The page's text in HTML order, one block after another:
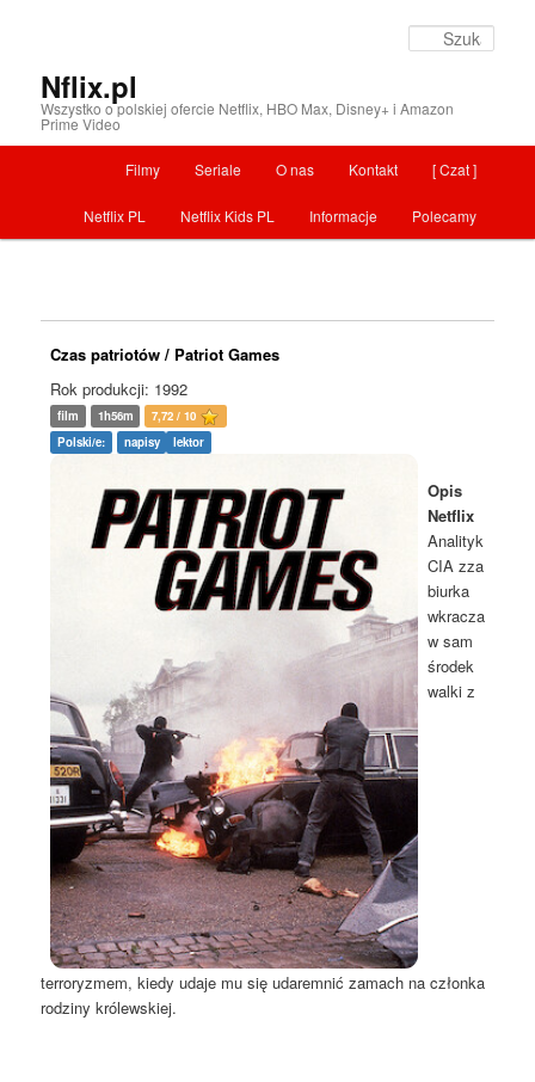
Nflix.pl
Wszystko o polskiej ofercie Netflix, HBO Max, Disney+ i Amazon
Prime Video
Menu główne
Przeskocz do tekstu [ Czat ]
Kontakt
O nas
Seriale
Filmy
Polecamy
Informacje
Netflix Kids PL
Netflix PL
Czas patriotów / Patriot Games
Rok produkcji: 1992
film 1h56m
7,72 / 10
Polski/e:
napisy lektor
Opis
Netflix
Analityk
CIA zza
biurka
wkracza
w sam
środek
walki z
terroryzmem, kiedy udaje mu się udaremnić zamach na członka
rodziny królewskiej.